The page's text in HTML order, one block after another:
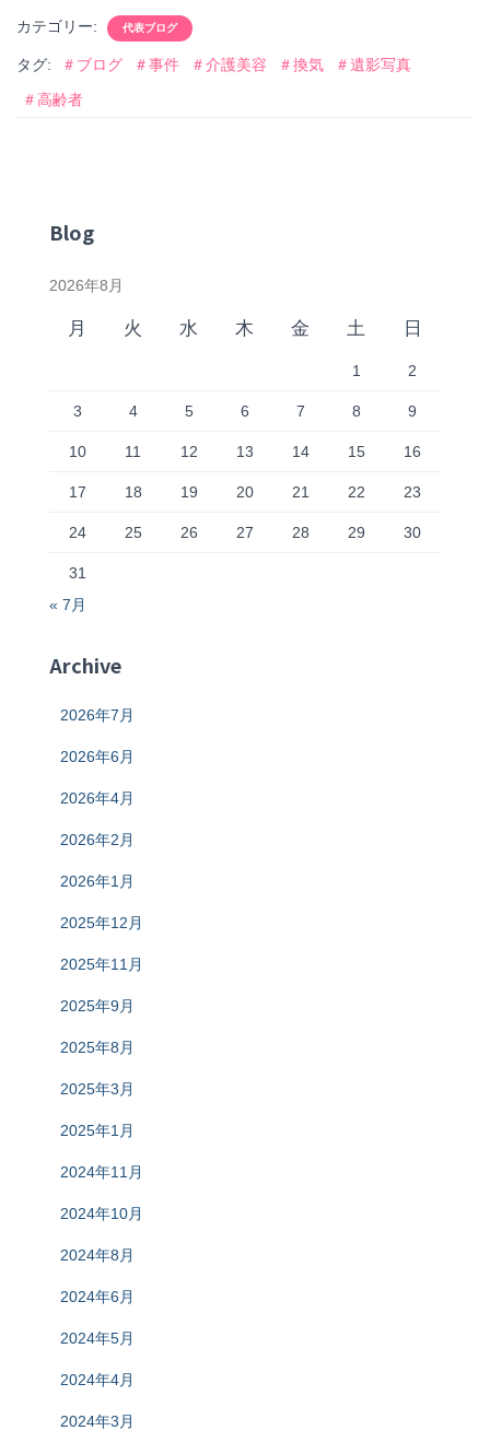
c
e
b
tt
er
カテゴリー: 代表ブログ
タグ: ＃ブログ ＃事件 ＃介護美容 ＃換気
＃遺影写真
＃高齢者
Blog
2026年8月
月 火 水 木 金 土 日
1 2
3 4 5 6 7 8 9
10 11 12 13 14 15 16
17 18 19 20 21 22 23
24 25 26 27 28 29 30
31
« 7月
Archive
2026年7月
2026年6月
2026年4月
2026年2月
2026年1月
2025年12月
2025年11月
2025年9月
2025年8月
2025年3月
2025年1月
2024年11月
2024年10月
2024年8月
2024年6月
2024年5月
2024年4月
2024年3月